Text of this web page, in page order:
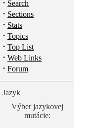
· Search
· Sections
· Stats
· Topics
· Top List
· Web Links
· Forum
Jazyk
Výber jazykovej
mutácie: